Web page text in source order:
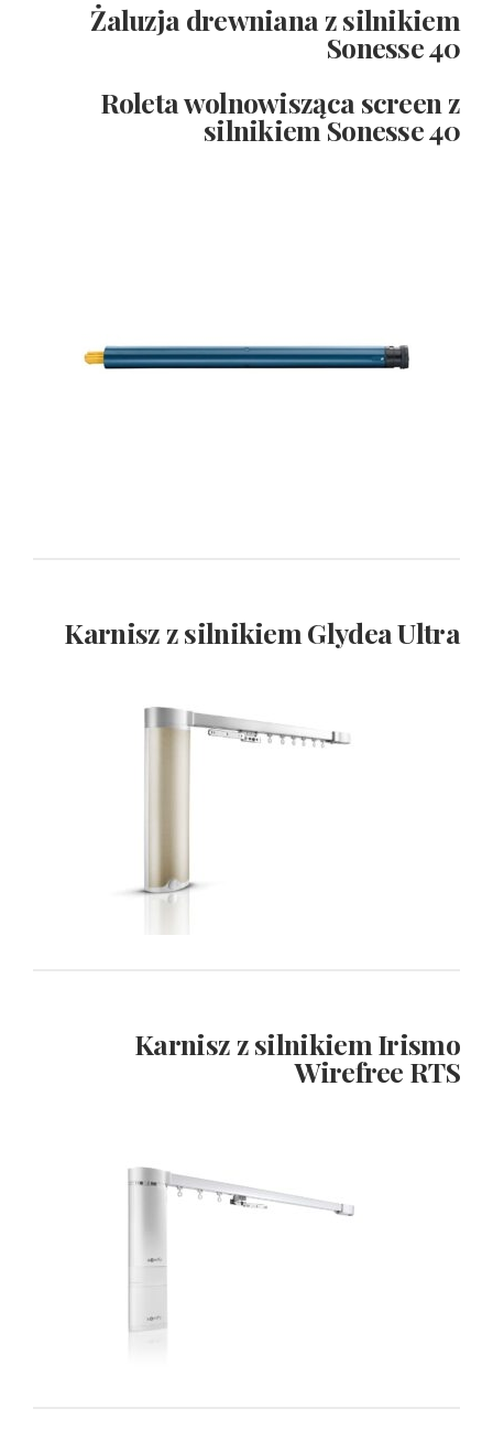
Żaluzja drewniana z silnikiem
Sonesse 40
Roleta wolnowisząca screen z
silnikiem Sonesse 40
Karnisz z silnikiem Glydea Ultra
Karnisz z silnikiem Irismo
Wirefree RTS